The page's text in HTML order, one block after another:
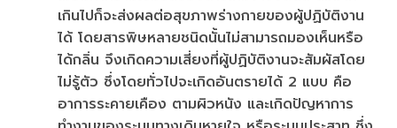
เกินไปก็จะส่งผลต่อสุขภาพร่างกายของผู้ปฏิบัติงาน
ได้ โดยสารพิษหลายชนิดนั้นไม่สามารถมองเห็นหรือ
ได้กลิ่น จึงเกิดความเสี่ยงที่ผู้ปฏิบัติงานจะสัมผัสโดย
ไม่รู้ตัว ซึ่งโดยทั่วไปจะเกิดอันตรายได้ 2 แบบ คือ
อาการระคายเคือง ตามผิวหนัง และเกิดปัญหาการ